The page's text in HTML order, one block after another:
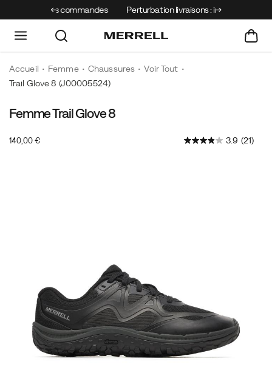
Perturbation livraisons : incendies
commandes
Accueil Femme Chaussures
Voir Tout
Trail Glove 8 (J00005524)
Femme Trail Glove 8
140,00 €OutOfStock 3.9 (21)